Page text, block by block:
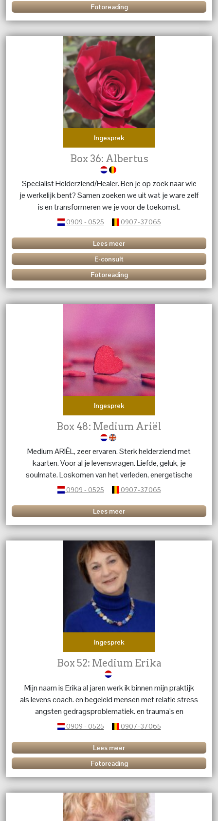
Fotoreading
Ingesprek
Box 36: Albertus
Specialist Helderziend/Healer. Ben je op zoek naar wie
je werkelijk bent? Samen zoeken we uit wat je ware zelf
is en transformeren we je voor de toekomst.
0909 - 0525 0907-37065
Lees meer
E-consult
Fotoreading
Ingesprek
Box 48: Medium Ariël
Medium ARIËL, zeer ervaren. Sterk helderziend met
kaarten. Voor al je levensvragen. Liefde, geluk, je
soulmate. Loskomen van het verleden, energetische
beschermihg, narcistische interacties, persoonlijke
0909 - 0525 0907-37065
Lees meer
Ingesprek
Box 52: Medium Erika
Mijn naam is Erika al jaren werk ik binnen mijn praktijk
als levens coach. en begeleid mensen met relatie stress
angsten gedragsproblematiek. en trauma's en
karmische relaties. geef energetische behandelingen dit
vragen over een betekenis van een kristal of edelsteen
bel me dan.
0909 - 0525 0907-37065
Lees meer
Fotoreading